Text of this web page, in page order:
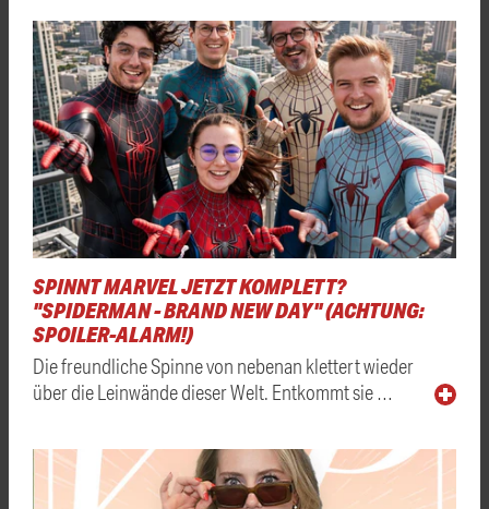
SPINNT MARVEL JETZT KOMPLETT?
"SPIDERMAN - BRAND NEW DAY" (ACHTUNG:
SPOILER-ALARM!)
Die freundliche Spinne von nebenan klettert wieder
über die Leinwände dieser Welt. Entkommt sie …